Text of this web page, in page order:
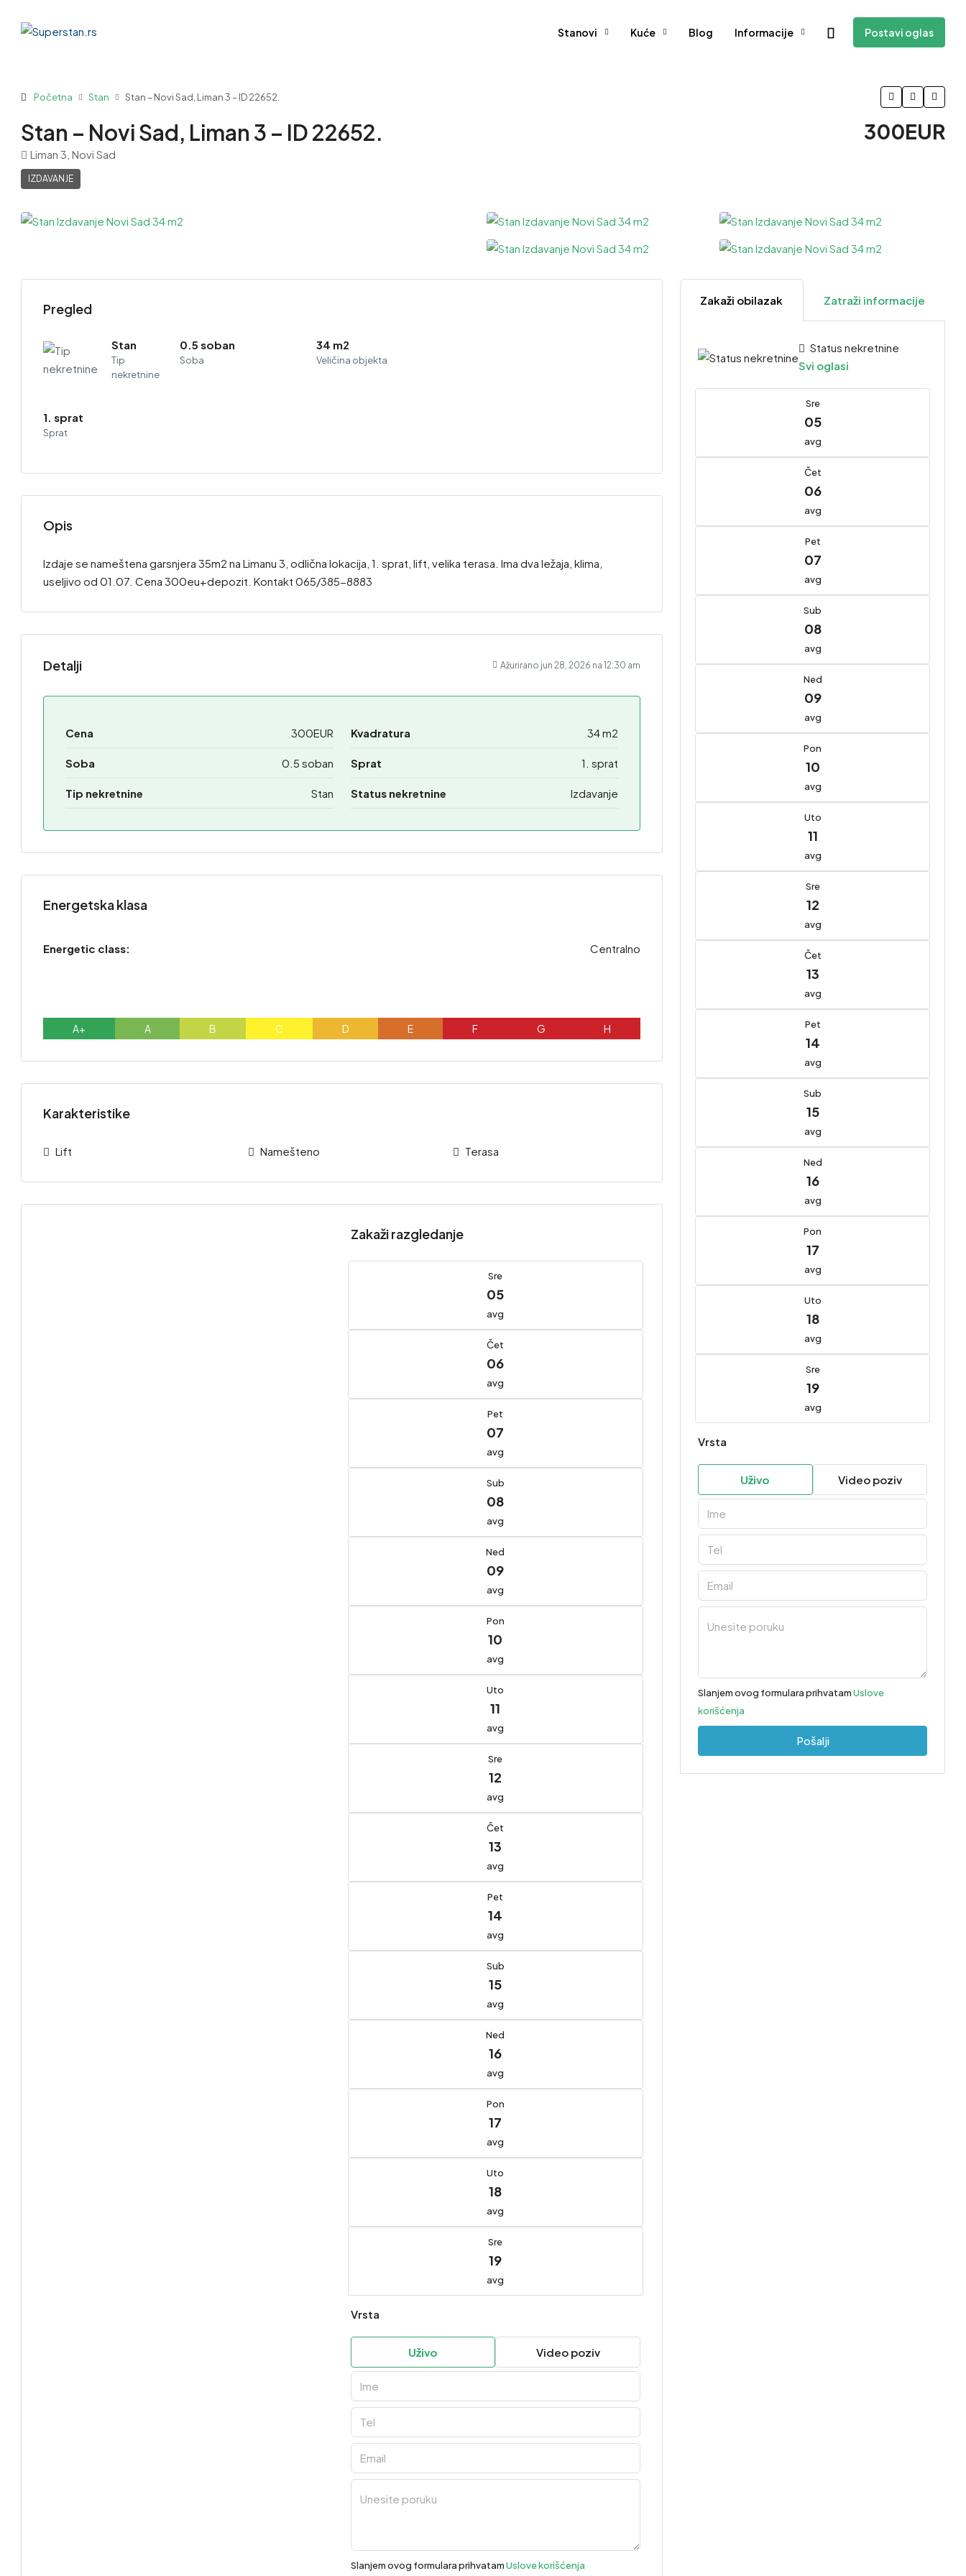
Stanovi Kuće Blog Informacije Postavi oglas
Početna Stan Stan – Novi Sad, Liman 3 – ID 22652.
Stan – Novi Sad, Liman 3 – ID 22652.
Liman 3, Novi Sad
IZDAVANJE
300EUR
Pregled
Stan
Tip
nekretnine
0.5 soban
Soba
34 m2
Veličina objekta
1. sprat
Sprat
Opis
Izdaje se nameštena garsnjera 35m2 na Limanu 3, odlična lokacija, 1. sprat, lift, velika terasa. Ima dva ležaja, klima,
useljivo od 01.07. Cena 300eu+depozit. Kontakt 065/385-8883
Detalji Ažurirano jun 28, 2026 na 12:30 am
Cena 300EUR Kvadratura 34 m2
Soba 0.5 soban Sprat 1. sprat
Tip nekretnine Stan Status nekretnine Izdavanje
Energetska klasa
Energetic class: Centralno
A+ A B C D E F G H
Karakteristike
Lift Namešteno Terasa
Zakaži razgledanje
Sre
05
avg
Čet
06
avg
Pet
07
avg
Sub
08
avg
Ned
09
avg
Pon
10
avg
Uto
11
avg
Sre
12
avg
Čet
13
avg
Pet
14
avg
Sub
15
avg
Ned
16
avg
Pon
17
avg
Uto
18
avg
Sre
19
avg
Vrsta
Uživo Video poziv
Slanjem ovog formulara prihvatamUslove korišćenja
Zakaži obilazak Zatraži informacije
Status nekretnine
Svi oglasi
Sre
05
avg
Čet
06
avg
Pet
07
avg
Sub
08
avg
Ned
09
avg
Pon
10
avg
Uto
11
avg
Sre
12
avg
Čet
13
avg
Pet
14
avg
Sub
15
avg
Ned
16
avg
Pon
17
avg
Uto
18
avg
Sre
19
avg
Vrsta
Uživo Video poziv
Slanjem ovog formulara prihvatamUslove
korišćenja
Pošalji